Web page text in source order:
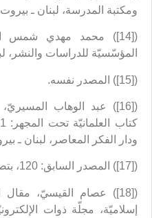
ومكتبة المدرسة، لبنان ـ
المؤسّسيّة للدراسات والنشر، لبنان
([15]) المصدر نفسه.
([16]) عبد الوهاب
ودار الفكر المعاصر، لبنان ـ بيروت، ط1،
([17]) المصدر السابق: 120، بتصرُّفٍ بسيط.
([18]) عصام القيسيّ، مقال
إسلاميّة، مجلّة ذوات